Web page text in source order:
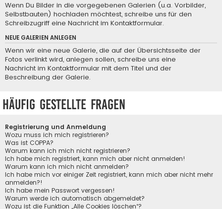
Wenn Du Bilder in die vorgegebenen Galerien (u.a. Vorbilder,
Selbstbauten) hochladen möchtest, schreibe uns für den
Schreibzugriff eine Nachricht im Kontaktformular.
NEUE GALERIEN ANLEGEN
Wenn wir eine neue Galerie, die auf der Übersichtsseite der
Fotos verlinkt wird, anlegen sollen, schreibe uns eine
Nachricht im Kontaktformular mit dem Titel und der
Beschreibung der Galerie.
Häufig gestellte Fragen
Registrierung und Anmeldung
Wozu muss ich mich registrieren?
Was ist COPPA?
Warum kann ich mich nicht registrieren?
Ich habe mich registriert, kann mich aber nicht anmelden!
Warum kann ich mich nicht anmelden?
Ich habe mich vor einiger Zeit registriert, kann mich aber nicht mehr
anmelden?!
Ich habe mein Passwort vergessen!
Warum werde ich automatisch abgemeldet?
Wozu ist die Funktion „Alle Cookies löschen“?